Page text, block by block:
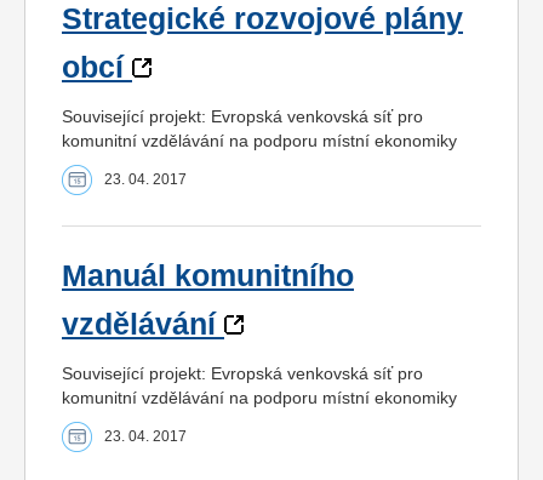
Strategické rozvojové plány
obcí
Související projekt: Evropská venkovská síť pro
komunitní vzdělávání na podporu místní ekonomiky
23. 04. 2017
Manuál komunitního
vzdělávání
Související projekt: Evropská venkovská síť pro
komunitní vzdělávání na podporu místní ekonomiky
23. 04. 2017